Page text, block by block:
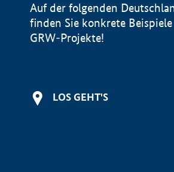
Auf der folgenden
finden Sie konkrete
GRW-Projekte!
LOS GEHT'S